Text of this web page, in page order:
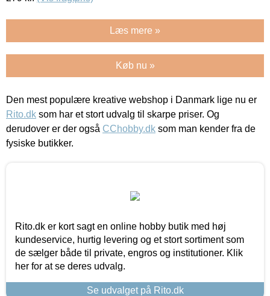
Læs mere »
Køb nu »
Den mest populære kreative webshop i Danmark lige nu er
Rito.dk som har et stort udvalg til skarpe priser. Og
derudover er der også CChobby.dk som man kender fra de
fysiske butikker.
Rito.dk er kort sagt en online hobby butik med høj
kundeservice, hurtig levering og et stort sortiment som
de sælger både til private, engros og institutioner. Klik
her for at se deres udvalg.
Se udvalget på Rito.dk